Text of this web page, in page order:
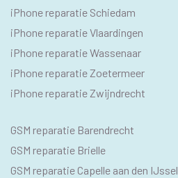
iPhone reparatie Schiedam
iPhone reparatie Vlaardingen
iPhone reparatie Wassenaar
iPhone reparatie Zoetermeer
iPhone reparatie Zwijndrecht
SEO
GSM
GSM reparatie Barendrecht
GSM reparatie Brielle
GSM reparatie Capelle aan den IJssel